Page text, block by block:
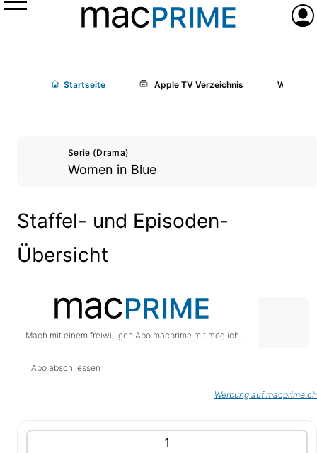
Menü
Startseite Apple TV Verzeichnis Women
Serie (Drama)
Women in Blue
Staffel- und Episoden-
Übersicht
Mach mit einem freiwilligen Abo macprime mit möglich.
Abo abschliessen
Werbung auf macprime.ch
Inhalte (Tabliste)
Tablisten-Hilfe: Benutze die Tablisten-Controls
Tablisten-Controls Panel mit
1